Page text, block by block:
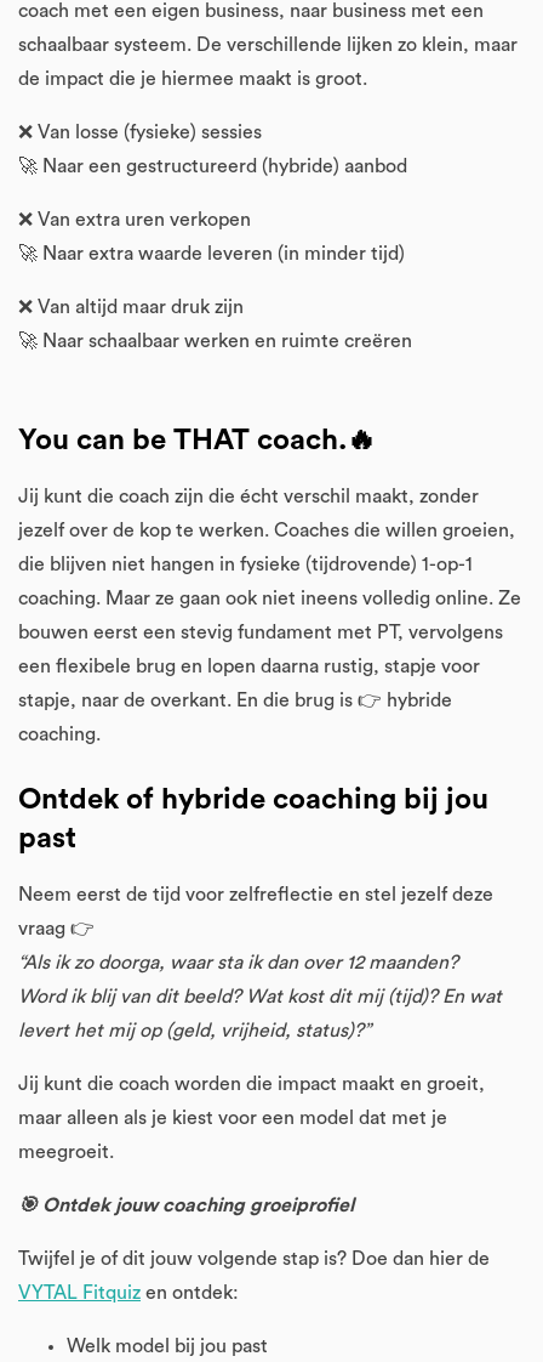
coach met een eigen business, naar business met een
schaalbaar systeem. De verschillende lijken zo klein, maar
de impact die je hiermee maakt is groot.
❌ Van losse (fysieke) sessies
🚀 Naar een gestructureerd (hybride) aanbod
❌ Van extra uren verkopen
🚀 Naar extra waarde leveren (in minder tijd)
❌ Van altijd maar druk zijn
🚀 Naar schaalbaar werken en ruimte creëren
You can be THAT coach.🔥
Jij kunt die coach zijn die écht verschil maakt, zonder
jezelf over de kop te werken. Coaches die willen groeien,
die blijven niet hangen in fysieke (tijdrovende) 1-op-1
coaching. Maar ze gaan ook niet ineens volledig online. Ze
bouwen eerst een stevig fundament met PT, vervolgens
een flexibele brug en lopen daarna rustig, stapje voor
stapje, naar de overkant. En die brug is 👉 hybride
coaching.
Ontdek of hybride coaching bij jou
past
Neem eerst de tijd voor zelfreflectie en stel jezelf deze
vraag 👉
“Als ik zo doorga, waar sta ik dan over 12 maanden?
Word ik blij van dit beeld? Wat kost dit mij (tijd)? En wat
levert het mij op (geld, vrijheid, status)?”
Jij kunt die coach worden die impact maakt en groeit,
maar alleen als je kiest voor een model dat met je
meegroeit.
🎯 Ontdek jouw coaching groeiprofiel
Twijfel je of dit jouw volgende stap is? Doe dan hier de
VYTAL Fitquiz en ontdek:
Welk model bij jou past